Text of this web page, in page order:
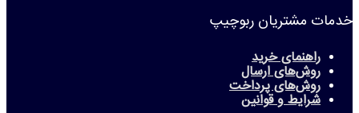
خدمات مشتریان ربوچیپ
راهنمای خرید
روش‌های ارسال
روش‌های پرداخت
شرایط و قوانین